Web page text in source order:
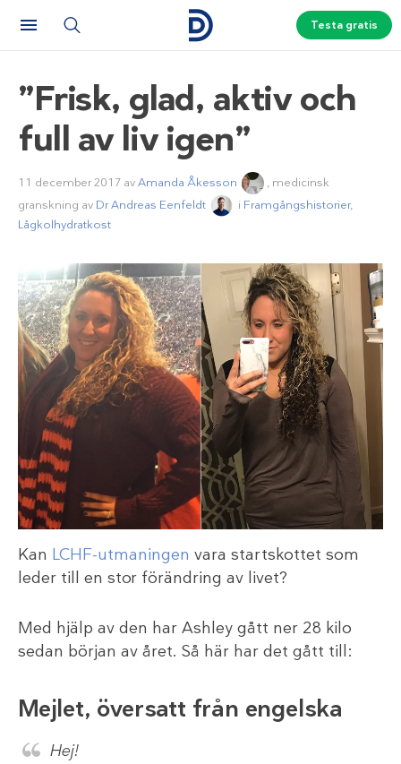
Testa gratis
”Frisk, glad, aktiv och
full av liv igen”
11 december 2017 avAmanda Åkesson
, medicinsk
granskning av Dr Andreas Eenfeldt i Framgångshistorier,
Lågkolhydratkost
Kan LCHF-utmaningen vara startskottet som
leder till en stor förändring av livet?
Med hjälp av den har Ashley gått ner 28 kilo
sedan början av året. Så här har det gått till:
Mejlet, översatt från engelska
Hej!